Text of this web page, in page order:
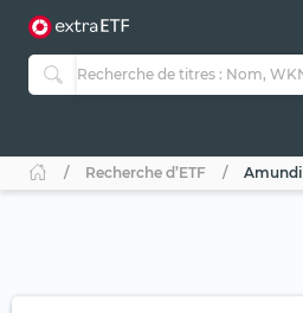
Recherche d’ETF Amundi